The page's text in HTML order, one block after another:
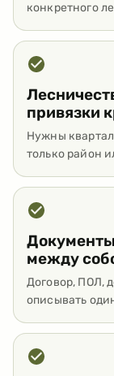
конкретного
привязки
Нужны
только район
между
Договор, ПОЛ,
описывать